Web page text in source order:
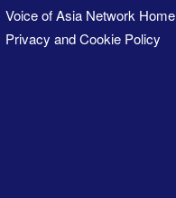
Voice of Asia Network Home
Privacy and Cookie Policy